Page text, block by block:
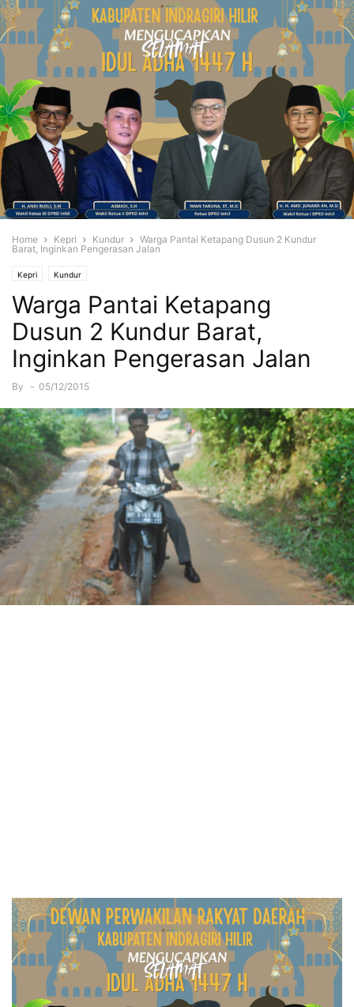
Home Kepri Kundur
Warga Pantai Ketapang Dusun 2 Kundur
Barat, Inginkan Pengerasan Jalan
Kepri Kundur
Warga Pantai Ketapang
Dusun 2 Kundur Barat,
Inginkan Pengerasan Jalan
By - 05/12/2015